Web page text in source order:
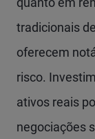
tradicionais
oferecem
risco.
ativos reais
negociações